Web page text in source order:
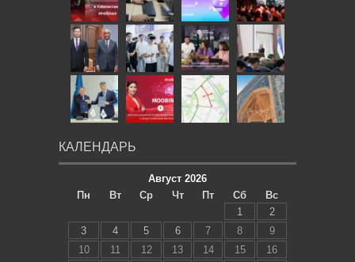
КАЛЕНДАРЬ
Август 2026
Пн
Вт Ср Чт Пт Сб
Вс
1
2
3
4 5 6 7 8
9
10
11 12 13 14 15
16